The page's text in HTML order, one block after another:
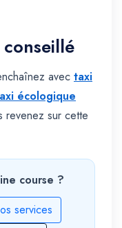
avec taxi
écologique
revenez sur cette
course ?
services